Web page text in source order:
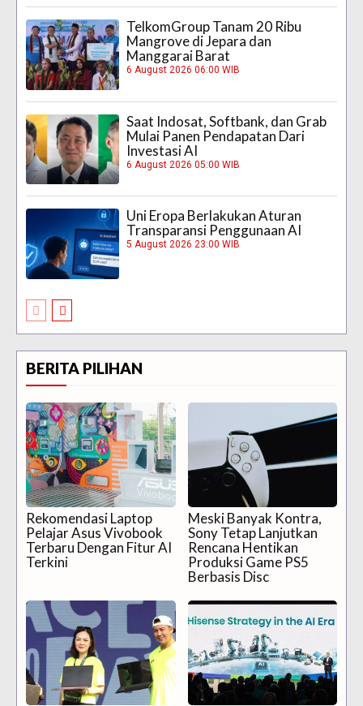
TelkomGroup Tanam 20 Ribu
Mangrove di Jepara dan
Manggarai Barat
6 August 2026 06:00 WIB
Saat Indosat, Softbank, dan Grab
Mulai Panen Pendapatan Dari
Investasi AI
6 August 2026 05:00 WIB
Uni Eropa Berlakukan Aturan
Transparansi Penggunaan AI
5 August 2026 23:00 WIB
BERITA PILIHAN
Rekomendasi Laptop
Pelajar Asus Vivobook
Terbaru Dengan Fitur AI
Terkini
Meski Banyak Kontra,
Sony Tetap Lanjutkan
Rencana Hentikan
Produksi Game PS5
Berbasis Disc